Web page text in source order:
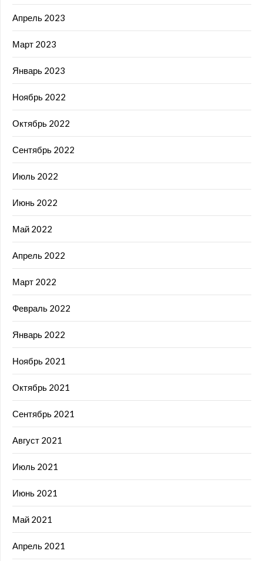
Апрель 2023
Март 2023
Январь 2023
Ноябрь 2022
Октябрь 2022
Сентябрь 2022
Июль 2022
Июнь 2022
Май 2022
Апрель 2022
Март 2022
Февраль 2022
Январь 2022
Ноябрь 2021
Октябрь 2021
Сентябрь 2021
Август 2021
Июль 2021
Июнь 2021
Май 2021
Апрель 2021